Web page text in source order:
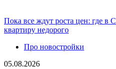
Пока все ждут роста цен: где в
квартиру недорого
Про новостройки
05.08.2026